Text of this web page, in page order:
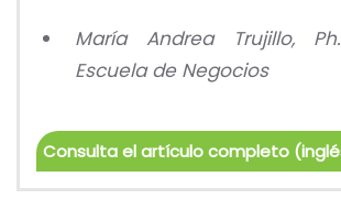
María Andrea Trujillo,
Escuela de Negocios
Consulta el artículo completo